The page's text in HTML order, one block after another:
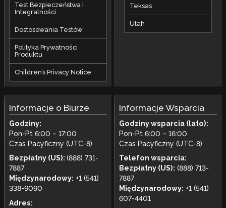
Test Bezpieczeństwa i
Integralności
Dostosowania Testów
Polityka Prywatności
Produktu
Children’s Privacy Notice
Teksas
Utah
Informacje o Biurze
Godziny:
Pon-Pt 6:00 – 17:00
Czas Pacyficzny (UTC-8)
Bezpłatny (US): (888) 731-
7887
Międzynarodowy: +1 (541)
338-9090
Adres:
Informacje Wsparcia
Godziny wsparcia (lato):
Pon-Pt 6:00 – 16:00
Czas Pacyficzny (UTC-8)
Telefon wsparcia:
Bezpłatny (US): (888) 713-
7887
Międzynarodowy: +1 (541)
607-4401